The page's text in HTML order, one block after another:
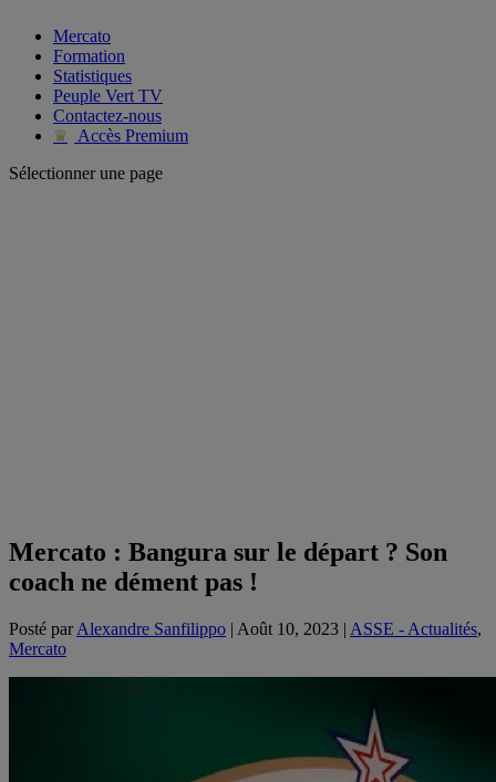
Mercato
Formation
Statistiques
Peuple Vert TV
Contactez-nous
♛
Accès Premium
Sélectionner une page
Mercato : Bangura sur le départ ? Son
coach ne dément pas !
Posté parAlexandre Sanfilippo | Août 10, 2023 | ASSE - Actualités,
Mercato